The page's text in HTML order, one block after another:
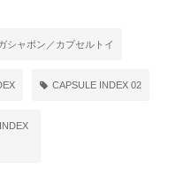
シャポン／カプセルトイ
CAPSULE INDEX 02